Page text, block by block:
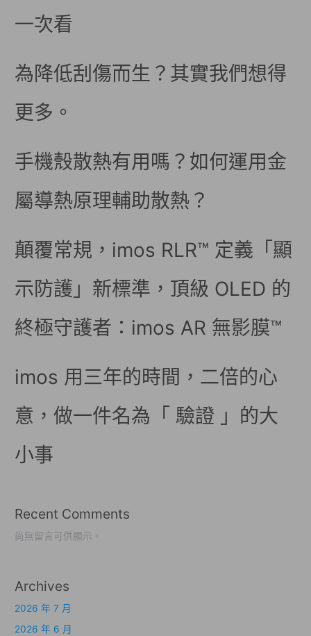
一次看
為降低刮傷而生？其實我們想得
更多。
手機殼散熱有用嗎？如何運用金
屬導熱原理輔助散熱？
顛覆常規，imos RLR™ 定義「顯
示防護」新標準，頂級 OLED 的
終極守護者：imos AR 無影膜™
imos 用三年的時間，二倍的心
意，做一件名為「 驗證 」的大
小事
Recent Comments
尚無留言可供顯示。
Archives
2026 年 7 月
2026 年 6 月